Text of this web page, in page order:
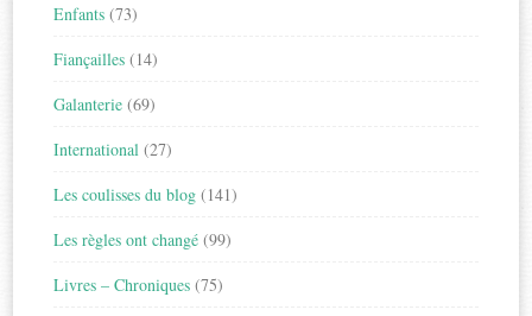
Enfants (73)
Fiançailles (14)
Galanterie (69)
International (27)
Les coulisses du blog (141)
Les règles ont changé (99)
Livres – Chroniques (75)